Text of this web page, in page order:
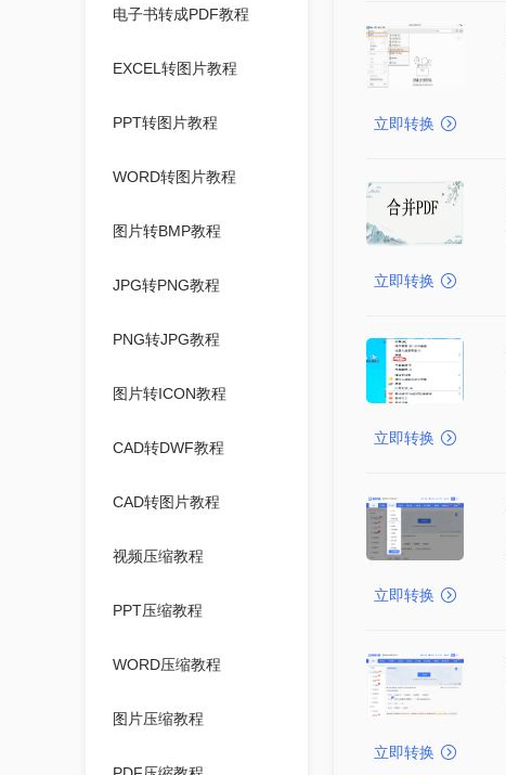
电子书转成PDF教程
EXCEL转图片教程
PPT转图片教程
WORD转图片教程
图片转BMP教程
JPG转PNG教程
PNG转JPG教程
图片转ICON教程
CAD转DWF教程
CAD转图片教程
视频压缩教程
PPT压缩教程
WORD压缩教程
图片压缩教程
立即转换
立即转换
立即转换
立即转换
立即转换